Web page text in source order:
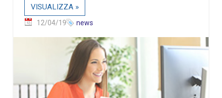
VISUALIZZA »
12/04/19 news